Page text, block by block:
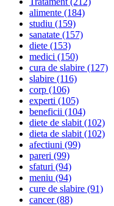
alimente (184)
studiu (159)
sanatate (157)
diete (153)
medici (150)
cura de slabire (127)
slabire (116)
corp (106)
experti (105)
beneficii (104)
diete de slabit(102)
dieta de slabit(102)
afectiuni (99)
pareri (99)
sfaturi (94)
meniu (94)
cure de slabire (91)
cancer(88)